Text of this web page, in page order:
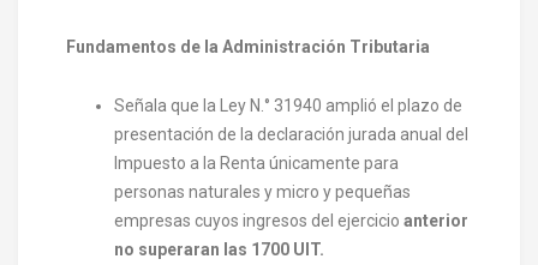
Fundamentos de la Administración Tributaria
Señala que la Ley N.° 31940 amplió el plazo de
presentación de la declaración jurada anual del
Impuesto a la Renta únicamente para
personas naturales y micro y pequeñas
empresas cuyos ingresos del ejercicio anterior
no superaran las 1700 UIT.